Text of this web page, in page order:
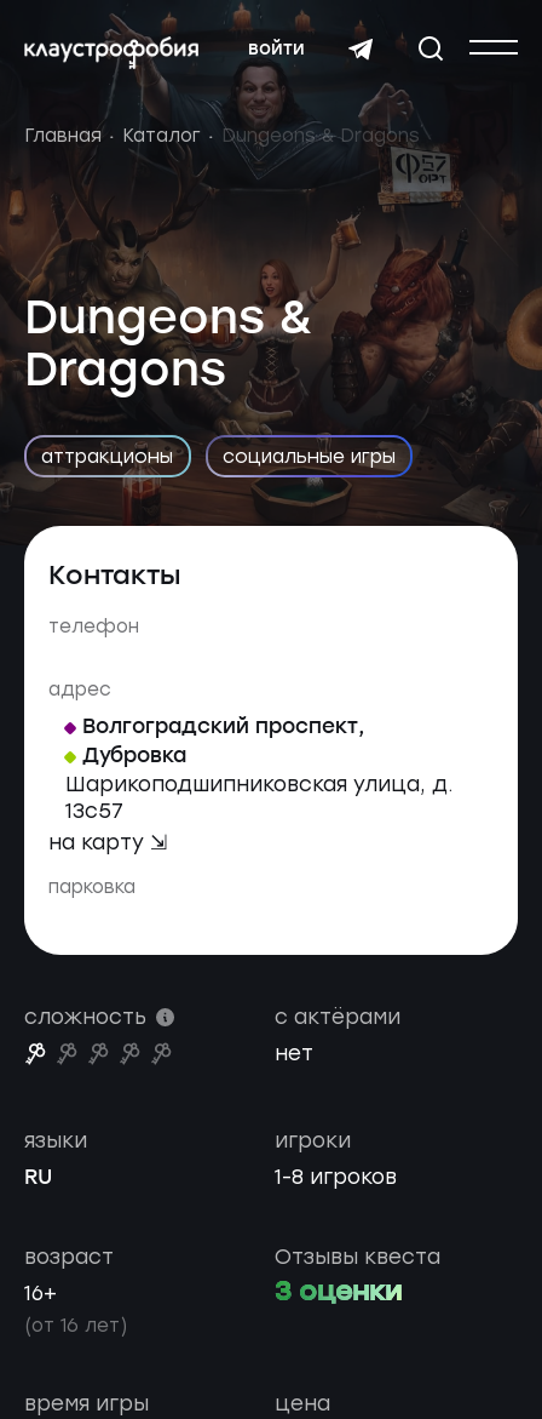
войти
Главная Каталог Dungeons & Dragons
Dungeons &
Dragons
аттракционы социальные игры
Контакты
телефон
адрес
Волгоградский проспект,
Дубровка
Шарикоподшипниковская улица, д.
13с57
на карту ⇲
парковка
сложность
с актёрами
нет
игроки
1-8 игроков
языки
RU
возраст
16+
(от 16 лет)
Отзывы квеста
3 оценки
время игры цена